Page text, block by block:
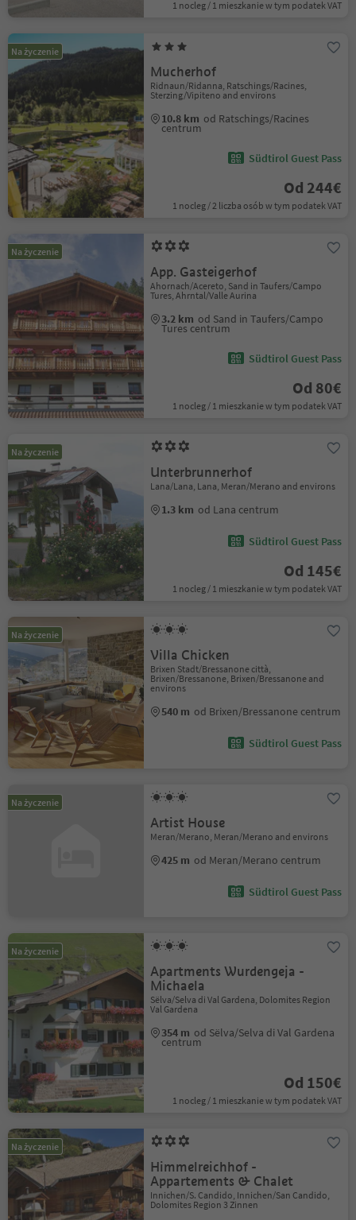
1 nocleg / 1 mieszkanie w tym podatek VAT
Na życzenie
Mucherhof
Ridnaun/Ridanna, Ratschings/Racines,
Sterzing/Vipiteno and environs
10.8 km od Ratschings/Racines
centrum
Südtirol Guest Pass
Od 244€
1 nocleg / 2 liczba osób w tym podatek VAT
Na życzenie
App. Gasteigerhof
Ahornach/Acereto, Sand in Taufers/Campo
Tures, Ahrntal/Valle Aurina
3.2 km od Sand in Taufers/Campo
Tures centrum
Südtirol Guest Pass
Od 80€
1 nocleg / 1 mieszkanie w tym podatek VAT
Na życzenie
Unterbrunnerhof
Lana/Lana, Lana, Meran/Merano and environs
1.3 km od Lana centrum
Südtirol Guest Pass
Od 145€
1 nocleg / 1 mieszkanie w tym podatek VAT
Na życzenie
Villa Chicken
Brixen Stadt/Bressanone città,
Brixen/Bressanone, Brixen/Bressanone and
environs
540 m od Brixen/Bressanone centrum
Südtirol Guest Pass
Na życzenie
Artist House
Meran/Merano, Meran/Merano and environs
425 m od Meran/Merano centrum
Südtirol Guest Pass
Na życzenie
Apartments Wurdengeja -
Michaela
Sëlva/Selva di Val Gardena, Dolomites Region
Val Gardena
354 m od Sëlva/Selva di Val Gardena
centrum
Od 150€
1 nocleg / 1 mieszkanie w tym podatek VAT
Na życzenie
Himmelreichhof -
Appartements & Chalet
Innichen/S. Candido, Innichen/San Candido,
Dolomites Region 3 Zinnen